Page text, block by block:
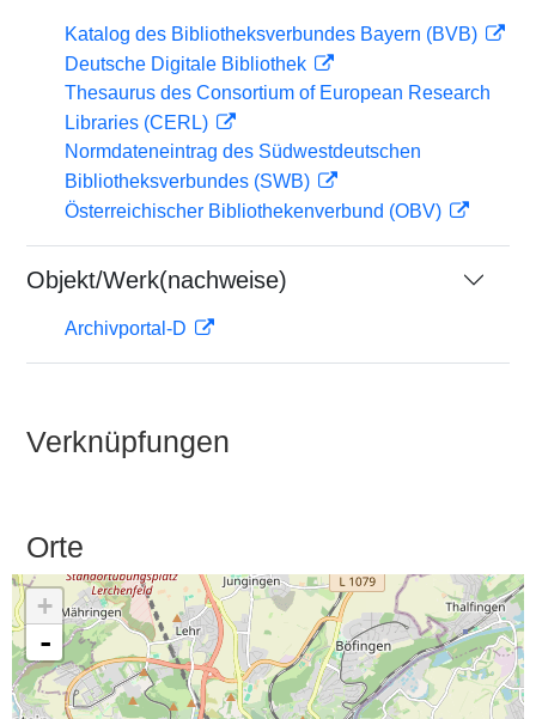
Katalog des Bibliotheksverbundes Bayern (BVB)
Deutsche Digitale Bibliothek
Thesaurus des Consortium of European Research
Libraries (CERL)
Normdateneintrag des Südwestdeutschen
Bibliotheksverbundes (SWB)
Österreichischer Bibliothekenverbund (OBV)
Objekt/Werk(nachweise)
Archivportal-D
Verknüpfungen
Orte
+
-